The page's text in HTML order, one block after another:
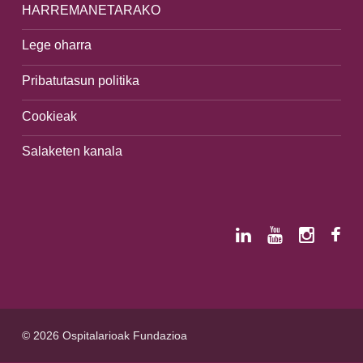
HARREMANETARAKO
Lege oharra
Pribatutasun politika
Cookieak
Salaketen kanala
© 2026 Ospitalarioak Fundazioa